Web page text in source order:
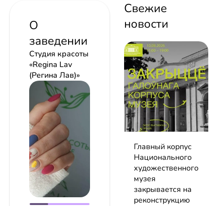
О
заведении
Студия красоты
«Regina Lav
(Регина Лав)»
Свежие
новости
Главный корпус
Национального
художественного
музея
закрывается на
реконструкцию